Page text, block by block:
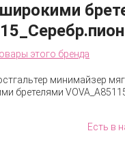
этого бренда
Есть в